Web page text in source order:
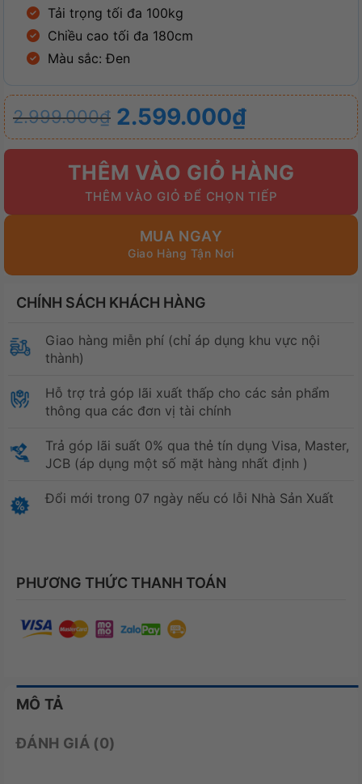
Tải trọng tối đa 100kg
Chiều cao tối đa 180cm
Màu sắc: Đen
2.999.000₫
Giá
gốc
2.999.000₫.
2.599.000₫
Giá
hiện
2.599.000₫.
THÊM VÀO GIỎ HÀNG
MUA NGAY
CHÍNH SÁCH KHÁCH HÀNG
Giao hàng miễn phí (chỉ áp dụng khu vực nội
thành)
Hỗ trợ trả góp lãi xuất thấp cho các sản phẩm
thông qua các đơn vị tài chính
Trả góp lãi suất 0% qua thẻ tín dụng Visa, Master,
JCB (áp dụng một số mặt hàng nhất định )
Đổi mới trong 07 ngày nếu có lỗi Nhà Sản Xuất
PHƯƠNG THỨC THANH TOÁN
MÔ TẢ
ĐÁNH GIÁ (0)